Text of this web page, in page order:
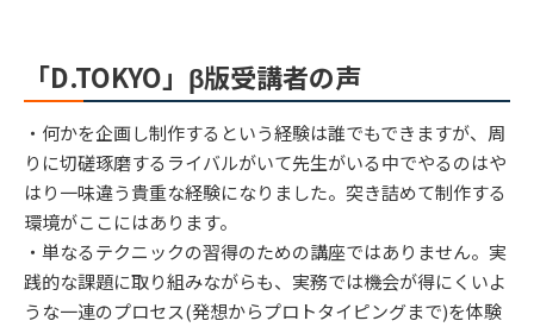
「D.TOKYO」β版受講者の声
・何かを企画し制作するという経験は誰でもできますが、周
りに切磋琢磨するライバルがいて先生がいる中でやるのはや
はり一味違う貴重な経験になりました。突き詰めて制作する
環境がここにはあります。
・単なるテクニックの習得のための講座ではありません。実
践的な課題に取り組みながらも、実務では機会が得にくいよ
うな一連のプロセス(発想からプロトタイピングまで)を体験